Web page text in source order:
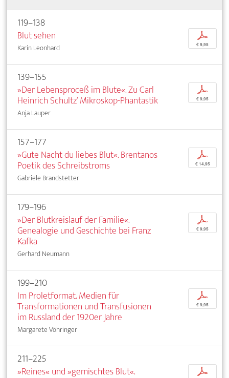
119–138
Blut sehen
Karin Leonhard
p
€ 9,95
139–155
»Der Lebensproceß im Blute«. Zu Carl
Heinrich Schultz’ Mikroskop-Phantastik
Anja Lauper
p
€ 9,95
157–177
»Gute Nacht du liebes Blut«. Brentanos
Poetik des Schreibstroms
Gabriele Brandstetter
p
€ 14,95
179–196
»Der Blutkreislauf der Familie«.
Genealogie und Geschichte bei Franz
Kafka
Gerhard Neumann
p
€ 9,95
199–210
Im Proletformat. Medien für
Transformationen und Transfusionen
im Russland der 1920er Jahre
Margarete Vöhringer
p
€ 9,95
211–225
»Reines« und »gemischtes Blut«.
p